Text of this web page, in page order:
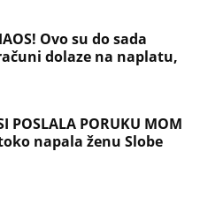
Ovo su do sada
dolaze na naplatu,
POSLALA PORUKU MOM
napala ženu Slobe